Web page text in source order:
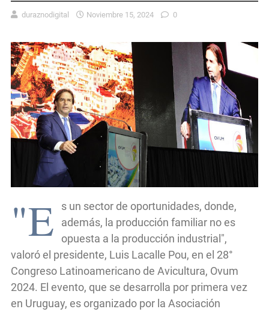
duraznodigital Noviembre 15, 2024 0
"E
s un sector de oportunidades, donde,
además, la producción familiar no es
opuesta a la producción industrial",
valoró el presidente, Luis Lacalle Pou, en el 28°
Congreso Latinoamericano de Avicultura, Ovum
2024. El evento, que se desarrolla por primera vez
en Uruguay, es organizado por la Asociación